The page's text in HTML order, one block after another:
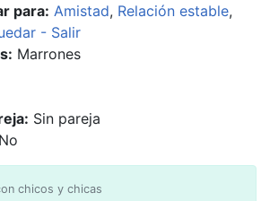
para: Amistad, Relación estable,
- Salir
Marrones
Sin pareja
No
chicos y chicas